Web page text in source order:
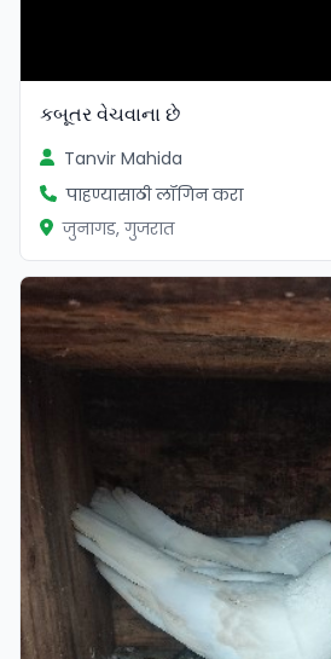
કબૂતર વેચવાના છે
Tanvir Mahida
पाहण्यासाठी लॉगिन करा
जुनागड, गुजरात